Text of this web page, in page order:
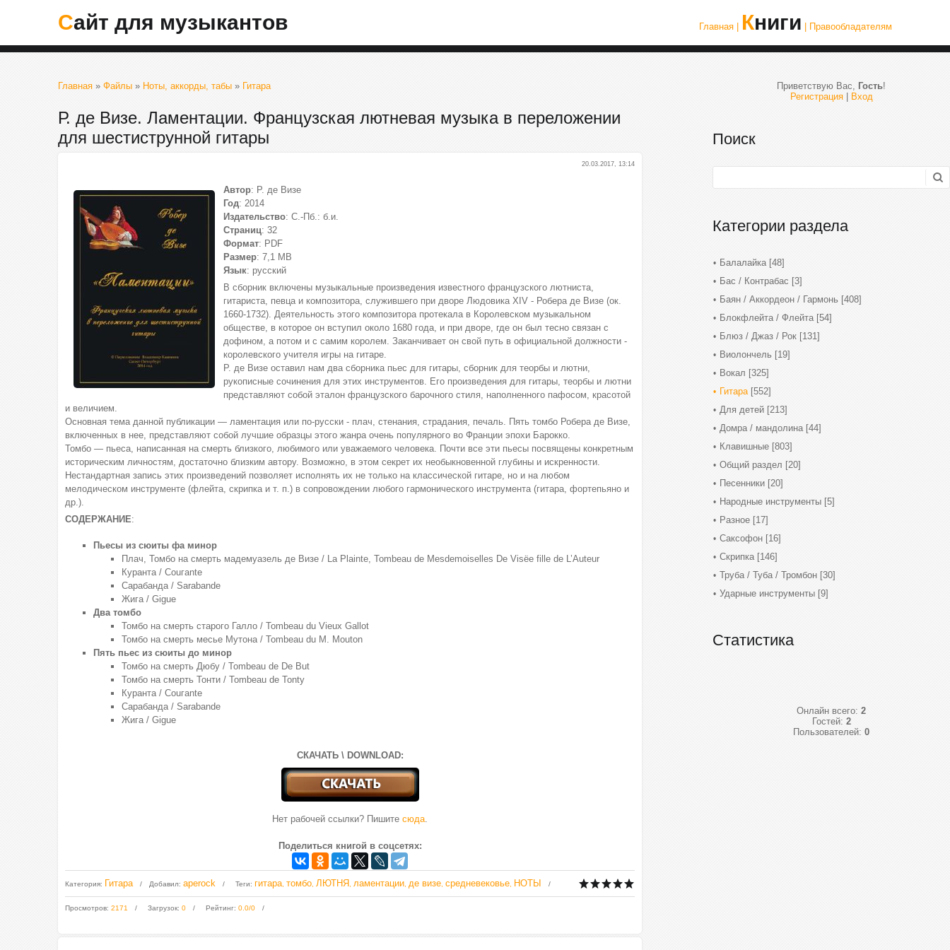
Сайт для музыкантов Главная | Книги | Правообладателям
Главная » Файлы » Ноты, аккорды, табы » Гитара
Р. де Визе. Ламентации. Французская лютневая музыка в переложении
для шестиструнной гитары
20.03.2017, 13:14
Автор: Р. де Визе
Год: 2014
Издательство: С.-Пб.: б.и.
Страниц: 32
Формат: PDF
Размер: 7,1 МВ
Язык: русский
В сборник включены музыкальные произведения известного французского лютниста,
гитариста, певца и композитора, служившего при дворе Людовика XIV - Робера де Визе (ок.
1660-1732). Деятельность этого композитора протекала в Королевском музыкальном
обществе, в которое он вступил около 1680 года, и при дворе, где он был тесно связан с
дофином, а потом и с самим королем. Заканчивает он свой путь в официальной должности -
королевского учителя игры на гитаре.
Р. де Визе оставил нам два сборника пьес для гитары, сборник для теорбы и лютни,
рукописные сочинения для этих инструментов. Его произведения для гитары, теорбы и лютни
представляют собой эталон французского барочного стиля, наполненного пафосом, красотой
и величием.
Основная тема данной публикации — ламентация или по-русски - плач, стенания, страдания, печаль. Пять томбо Робера де Визе,
включенных в нее, представляют собой лучшие образцы этого жанра очень популярного во Франции эпохи Барокко.
Томбо — пьеса, написанная на смерть близкого, любимого или уважаемого человека. Почти все эти пьесы посвящены конкретным
историческим личностям, достаточно близким автору. Возможно, в этом секрет их необыкновенной глубины и искренности.
Нестандартная запись этих произведений позволяет исполнять их не только на классической гитаре, но и на любом
мелодическом инструменте (флейта, скрипка и т. п.) в сопровождении любого гармонического инструмента (гитара, фортепьяно и
др.).
СОДЕРЖАНИЕ:
Пьесы из сюиты фа минор
Плач, Томбо на смерть мадемуазель де Визе / La Plainte, Тоmbeau de Mesdemoiselles De Visёe fille de L’Auteur
Куранта / Соuгante
Сарабанда / Sarabande
Жига / Giguе
Два томбо
Томбо на смерть старого Галло / Тоmbeau du Vieux Gallot
Томбо на смерть месье Мутона / Тоmbeau du М. Моuton
Пять пьес из сюиты до минор
Томбо на смерть Дюбу / Тоmbeau de De Вut
Томбо на смерть Тонти / Тоmbeau de Tonty
Куранта / Соuгante
Сарабанда / Sarabande
Жига / Giguе
СКАЧАТЬ \ DOWNLOAD:
Нет рабочей ссылки? Пишите сюда.
Поделиться книгой в соцсетях:
Категория: Гитара Добавил: aperock Теги: гитара томбо ЛЮТНЯ ламентации де визе средневековье НОТЫ
Просмотров: 2171 Загрузок: 0 Рейтинг: 0.0/0
Приветствую Вас, Гость!
Регистрация| Вход
Поиск
Категории раздела
Балалайка [48]
Бас / Контрабас [3]
Баян / Аккордеон / Гармонь [408]
Блокфлейта / Флейта [54]
Блюз / Джаз / Рок [131]
Виолончель [19]
Вокал [325]
Гитара [552]
Для детей [213]
Домра / мандолина [44]
Клавишные [803]
Общий раздел [20]
Песенники [20]
Народные инструменты [5]
Разное [17]
Саксофон [16]
Скрипка [146]
Труба / Туба / Тромбон [30]
Ударные инструменты [9]
Статистика
Онлайн всего: 2
Гостей: 2
Пользователей: 0